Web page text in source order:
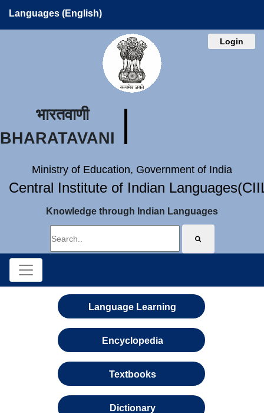
Languages (English)
Login
भारतवाणी
BHARATAVANI
Ministry of Education, Government of India
Central Institute of Indian
Knowledge through Indian Languages
Language Learning
Encyclopedia
Textbooks
Dictionary